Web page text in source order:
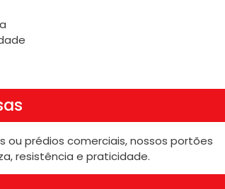
ou prédios comerciais, nossos portões
resistência e praticidade.